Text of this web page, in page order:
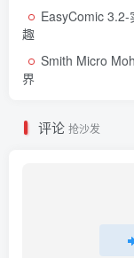
EasyComic
趣
Smith Micro
界
评论 抢沙发